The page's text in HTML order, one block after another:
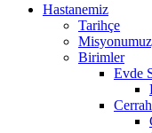
Hastanemiz
Tarihçe
Birimler
Evde